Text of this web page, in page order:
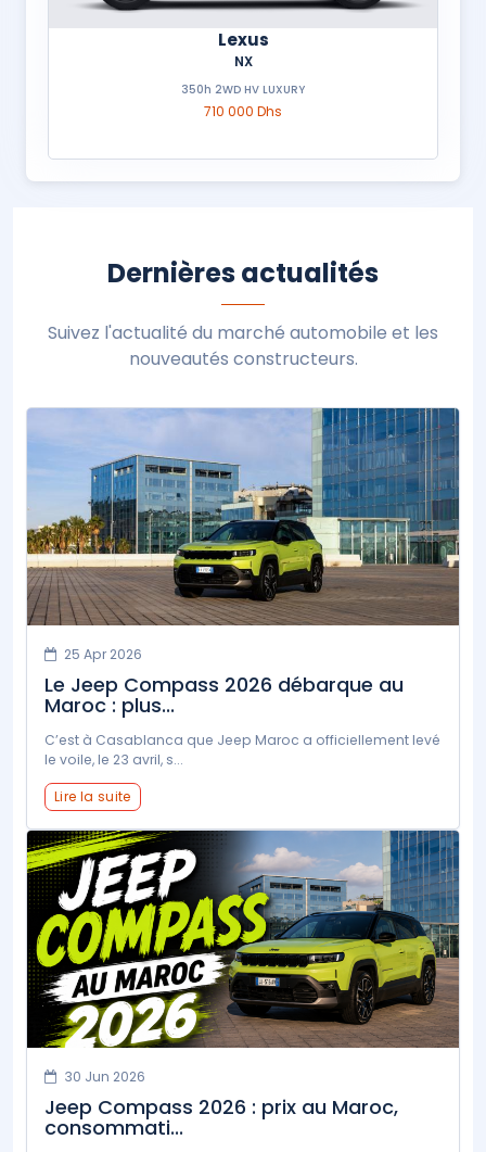
Lexus
NX
350h 2WD HV LUXURY
710 000 Dhs
Dernières actualités
Suivez l'actualité du marché automobile et les
nouveautés constructeurs.
25 Apr 2026
Le Jeep Compass 2026 débarque au
Maroc : plus...
C’est à Casablanca que Jeep Maroc a officiellement levé
le voile, le 23 avril, s...
Lire la suite
30 Jun 2026
Jeep Compass 2026 : prix au Maroc,
consommati...